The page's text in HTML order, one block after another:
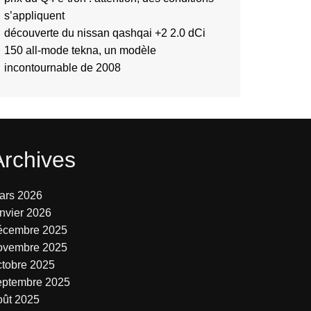
s’appliquent
découverte du nissan qashqai +2 2.0 dCi
150 all-mode tekna, un modèle
incontournable de 2008
2026
2026
2025
2025
2025
2025
2025